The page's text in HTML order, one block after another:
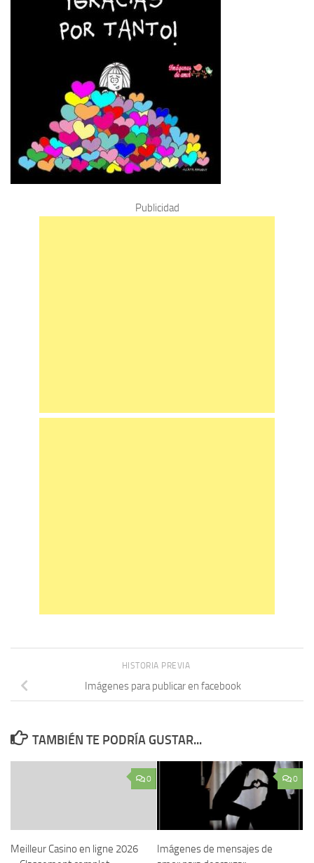
Publicidad
HISTORIA PREVIA
Imágenes para publicar en facebook
TAMBIÉN TE PODRÍA GUSTAR...
0
Meilleur Casino en ligne 2026
0
Imágenes de mensajes de